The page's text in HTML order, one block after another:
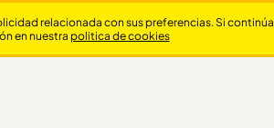
relacionada con sus preferencias. Si continúa
en nuestra politica de cookies